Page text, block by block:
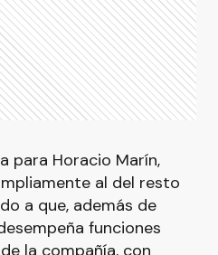
para Horacio Marín,
al del resto
a que, además de
funciones
la compañía, con